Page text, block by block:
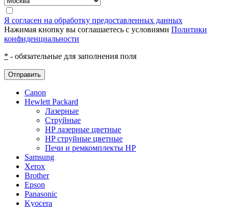
Я согласен на обработку предоставленных данных
Нажимая кнопку вы соглашаетесь с условиями Политики
конфиденциальности
* - обязательные для заполнения поля
Отправить
Canon
Hewlett Packard
Лазерные
Струйные
HP лазерные цветные
HP струйные цветные
Печи и ремкомплекты HP
Samsung
Xerox
Brother
Epson
Panasonic
Kyocera